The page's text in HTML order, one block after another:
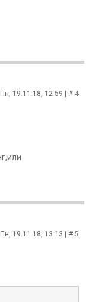
Пн, 19.11.18, 12:59 | # 4
Пн, 19.11.18, 13:13 | #5